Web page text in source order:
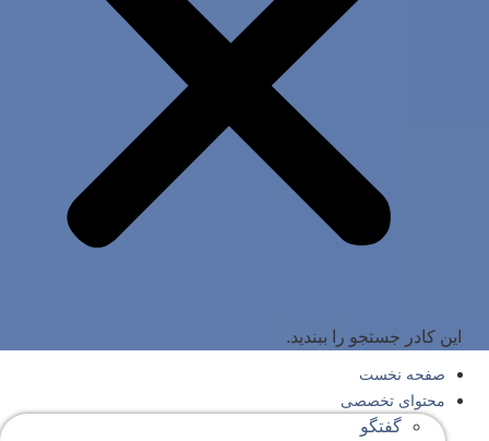
این کادر جستجو را ببندید.
صفحه‌ نخست
محتوای‌ تخصصی
گفتگو